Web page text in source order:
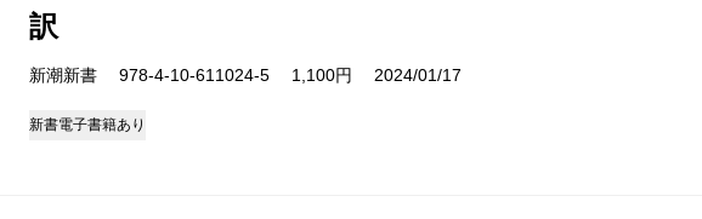
訳
新潮新書 978-4-10-611024-5 1,100円 2024/01/17
新書電子書籍あり